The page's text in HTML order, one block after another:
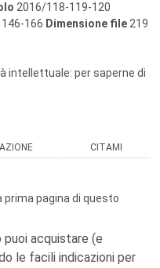
2016/118-119-120
146-166 Dimensione file 219
intellettuale: per saperne di
CITAMI
prima pagina di questo
acquistare (e
le facili indicazioni per